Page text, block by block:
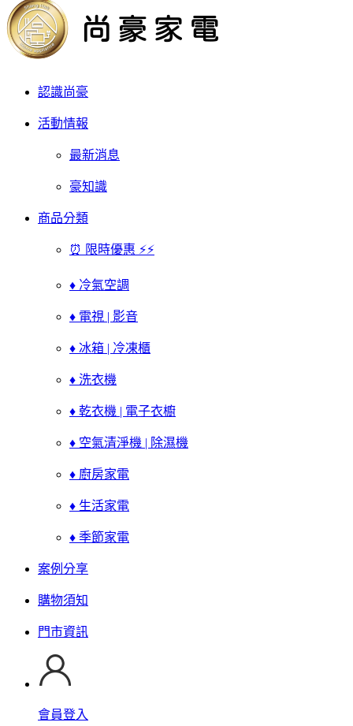
認識尚豪
活動情報
最新消息
豪知識
商品分類
⏰ 限時優惠 ⚡⚡
♦ 冷氣空調
♦ 電視 | 影音
♦ 冰箱 | 冷凍櫃
♦ 洗衣機
♦ 乾衣機 | 電子衣櫥
♦ 空氣清淨機 | 除濕機
♦ 廚房家電
♦ 生活家電
♦ 季節家電
案例分享
購物須知
門市資訊
會員登入